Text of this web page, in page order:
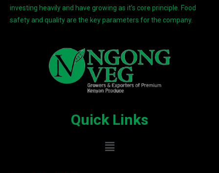
investing heavily and have growing as it’s core principle. Food
safety and quality are the key parameters for the company.
Quick Links